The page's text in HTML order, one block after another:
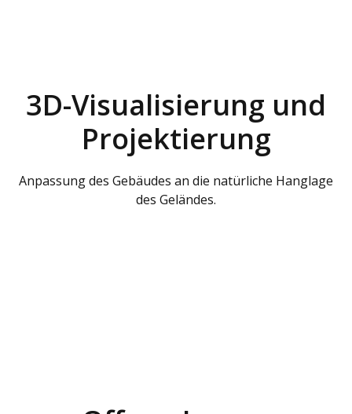
3D-Visualisierung und
Projektierung
Anpassung des Gebäudes an die natürliche Hanglage
des Geländes.